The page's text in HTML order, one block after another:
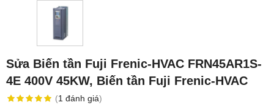
Sửa Biến tần Fuji Frenic-HVAC FRN45AR1S-
4E 400V 45KW, Biến tần Fuji Frenic-HVAC
(1 đánh giá)